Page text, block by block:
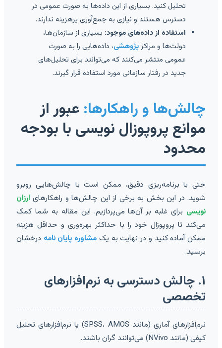
تحلیل کنید. بسیاری از این داده‌ها به صورت عمومی در
دسترس هستند و نیازی به جمع‌آوری پرهزینه ندارند.
استفاده از داده‌های موجود:بسیاری از سازمان‌ها،
دولت‌ها و مراکز پژوهشی، داده‌هایی را به صورت
عمومی منتشر می‌کنند که می‌توانند برای تحلیل‌های
جدید در رفتار سازمانی مورد استفاده قرار گیرند.
چالش‌ها و راهکارها:عبور از
موانع پروپوزال نویسی با بودجه
محدود
حتی با برنامه‌ریزی دقیق، ممکن است با چالش‌هایی روبرو
شوید. در این بخش به برخی از این چالش‌ها و راهکارهایارزان
نویسیبرای غلبه بر آن‌ها می‌پردازیم. این مقاله به شما کمک
می‌کند تا پروپوزال خود را با حداکثر بهره‌وری و حداقل هزینه
ممکن آماده کنید و در نهایت به یکمشاوره پایان نامهدرخشان
برسید.
۱. چالش دسترسی به نرم‌افزارهای
تخصصی
نرم‌افزارهای آماری (مانند SPSS، AMOS) یا نرم‌افزارهای تحلیل
کیفی (مانند NVivo) می‌توانند گران باشند.